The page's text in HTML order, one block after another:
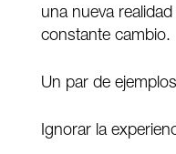
una nueva
constante cambio.
Un par de
Ignorar la